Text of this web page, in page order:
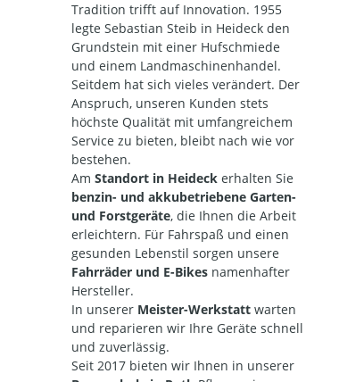
Tradition trifft auf Innovation. 1955
legte Sebastian Steib in Heideck den
Grundstein mit einer Hufschmiede
und einem Landmaschinenhandel.
Seitdem hat sich vieles verändert. Der
Anspruch, unseren Kunden stets
höchste Qualität mit umfangreichem
Service zu bieten, bleibt nach wie vor
bestehen.
Am Standort in Heideck erhalten Sie
benzin- und akkubetriebene Garten-
und Forstgeräte, die Ihnen die Arbeit
erleichtern. Für Fahrspaß und einen
gesunden Lebenstil sorgen unsere
Fahrräder und E-Bikes namenhafter
Hersteller.
In unserer Meister-Werkstatt warten
und reparieren wir Ihre Geräte schnell
und zuverlässig.
Seit 2017 bieten wir Ihnen in unserer